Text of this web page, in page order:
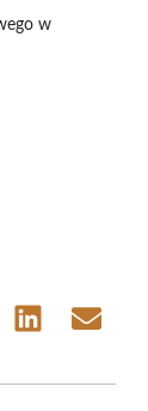
w
Share Share